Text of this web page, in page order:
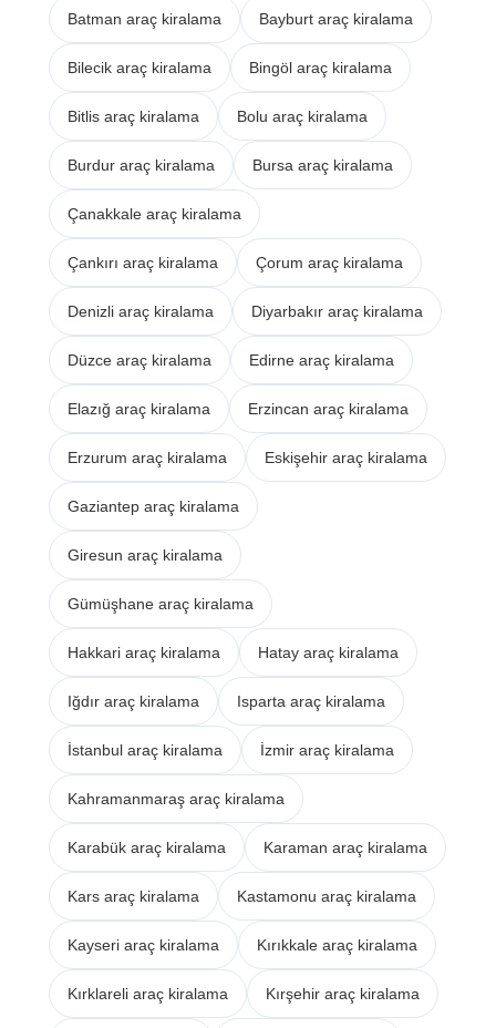
Batman araç kiralama Bayburt araç kiralama
Bilecik araç kiralama Bingöl araç kiralama
Bitlis araç kiralama Bolu araç kiralama
Burdur araç kiralama Bursa araç kiralama
Çanakkale araç kiralama
Çankırı araç kiralama Çorum araç kiralama
Denizli araç kiralama Diyarbakır araç kiralama
Düzce araç kiralama Edirne araç kiralama
Elazığ araç kiralama Erzincan araç kiralama
Erzurum araç kiralama Eskişehir araç kiralama
Gaziantep araç kiralama
Giresun araç kiralama
Gümüşhane araç kiralama
Hakkari araç kiralama Hatay araç kiralama
Iğdır araç kiralama Isparta araç kiralama
İstanbul araç kiralama İzmir araç kiralama
Kahramanmaraş araç kiralama
Karabük araç kiralama Karaman araç kiralama
Kars araç kiralama Kastamonu araç kiralama
Kayseri araç kiralama Kırıkkale araç kiralama
Kırklareli araç kiralama Kırşehir araç kiralama